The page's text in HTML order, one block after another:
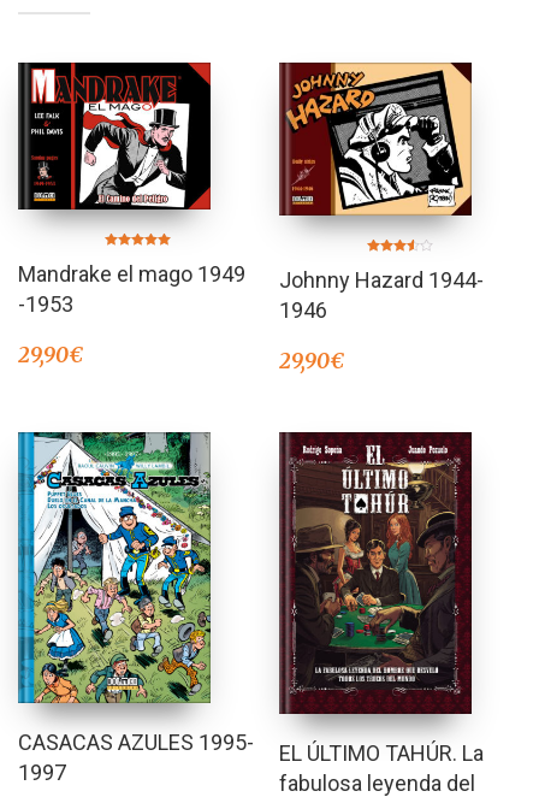
5.00
de 5
Mandrake el mago 1949
-1953
29,90€
en
3.50
Johnny Hazard 1944-
1946
29,90€
CASACAS AZULES 1995-
1997
EL ÚLTIMO TAHÚR. La
fabulosa leyenda del